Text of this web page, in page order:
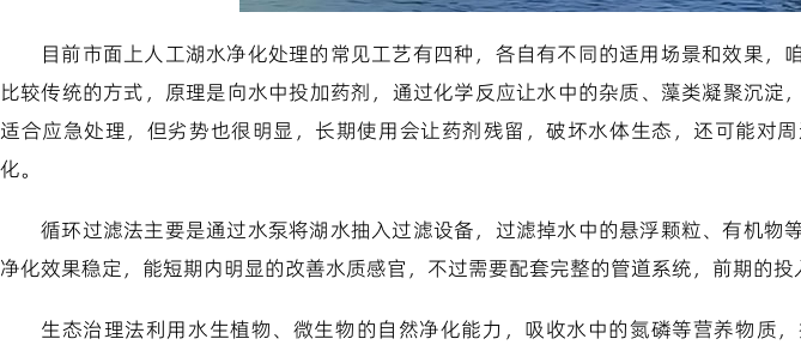
目前市面上人工湖水净化处理的常见工艺有四种，各自有不同的适用场景和效果，
比较传统的方式，原理是向水中投加药剂，通过化学反应让水中的杂质、藻类凝聚沉淀
适合应急处理，但劣势也很明显，长期使用会让药剂残留，破坏水体生态，还可能对
化。
循环过滤法主要是通过水泵将湖水抽入过滤设备，过滤掉水中的悬浮颗粒、有机物
净化效果稳定，能短期内明显的改善水质感官，不过需要配套完整的管道系统，前期的投
生态治理法利用水生植物、微生物的自然净化能力，吸收水中的氮磷等营养物质